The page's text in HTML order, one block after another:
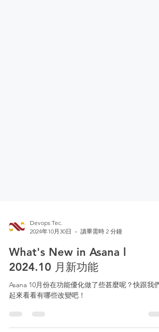
Devops Tec.
2024年10月30日
讀畢需時 2 分鐘
What's New in Asana l